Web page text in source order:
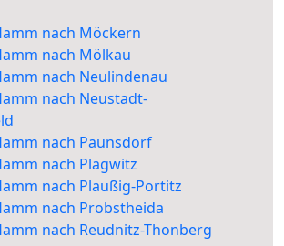
nach Möckern
nach Mölkau
nach Neulindenau
nach Neustadt-
nach Paunsdorf
nach Plagwitz
nach Plaußig-Portitz
nach Probstheida
nach Reudnitz-Thonberg